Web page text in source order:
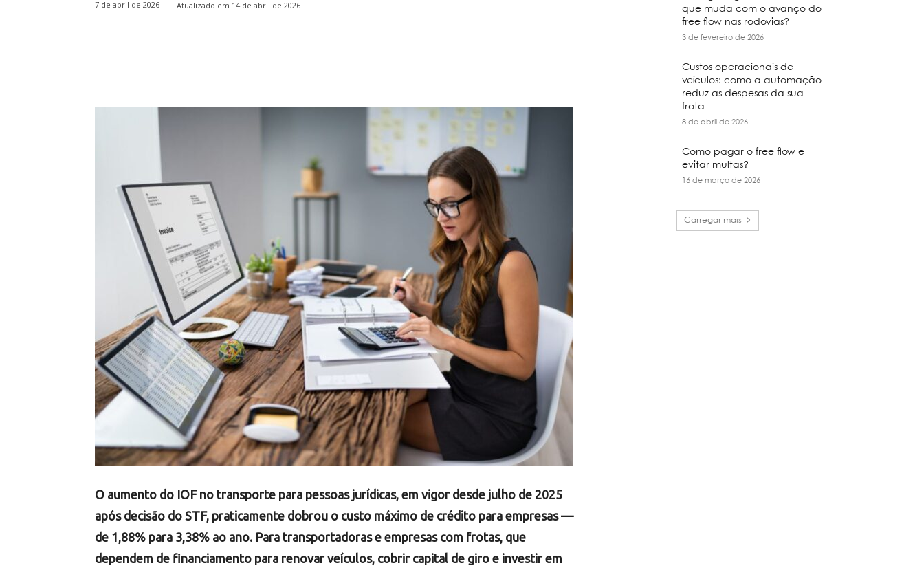
7 de abril de 2026 Atualizado em 14 de abril de 2026
O aumento do IOF no transporte para pessoas jurídicas, em vigor desde julho de 2025
após decisão do STF, praticamente dobrou o custo máximo de crédito para empresas —
de 1,88% para 3,38% ao ano. Para transportadoras e empresas com frotas, que
dependem de financiamento para renovar veículos, cobrir capital de giro e investir em
que muda com o avanço do
free flow nas rodovias?
3 de fevereiro de 2026
Custos operacionais de
veículos: como a automação
reduz as despesas da sua
frota
8 de abril de 2026
Como pagar o free flow e
evitar multas?
16 de março de 2026
Carregar mais